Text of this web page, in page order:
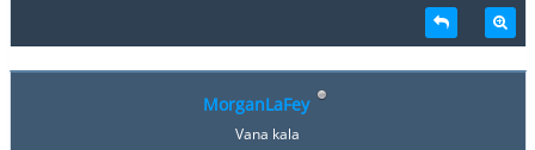
MorganLaFey
Vana kala